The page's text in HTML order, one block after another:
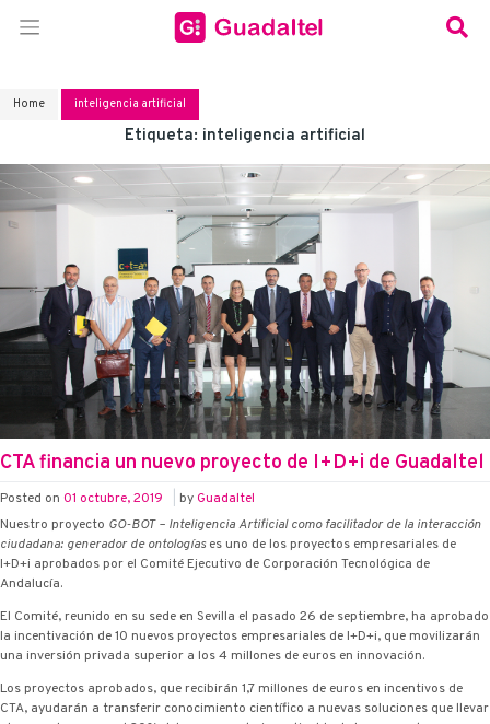
Home inteligencia artificial
Etiqueta: inteligencia artificial
CTA financia un nuevo proyecto de I+D+i de Guadaltel
Posted on 01 octubre, 2019 by Guadaltel
Nuestro proyecto GO-BOT – Inteligencia Artificial como facilitador de la interacción
ciudadana: generador de ontologíases uno de los proyectos empresariales de
I+D+i aprobados por el Comité Ejecutivo de Corporación Tecnológica de
Andalucía.
El Comité, reunido en su sede en Sevilla el pasado 26 de septiembre, ha aprobado
la incentivación de 10 nuevos proyectos empresariales de I+D+i, que movilizarán
una inversión privada superior a los 4 millones de euros en innovación.
Los proyectos aprobados, que recibirán 1,7 millones de euros en incentivos de
CTA, ayudarán a transferir conocimiento científico a nuevas soluciones que llevar